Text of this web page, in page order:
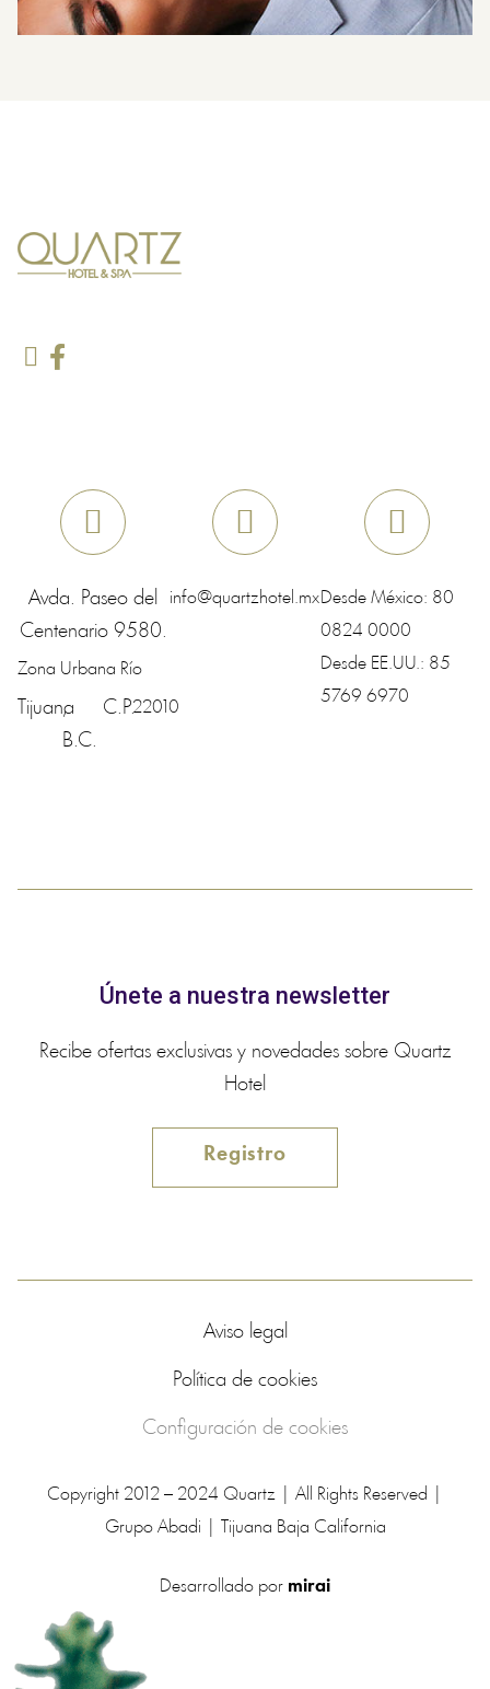
Avda. Paseo del
Centenario 9580.
Zona Urbana Río
Tijuana
,
B.C.
C.P.22010
info@quartzhotel.mxDesde México: 80
0824 0000
Desde EE.UU.: 85
5769 6970
Únete a nuestra newsletter
Recibe ofertas exclusivas y novedades sobre Quartz
Hotel
Registro
Aviso legal
Política de cookies
Configuración de cookies
Copyright 2012 – 2024 Quartz | All Rights Reserved |
Grupo Abadi | Tijuana Baja California
Desarrollado por mirai